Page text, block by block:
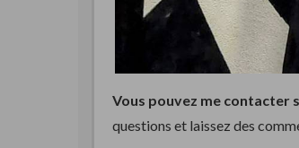
Vous pouvez me contacter
questions et laissez des